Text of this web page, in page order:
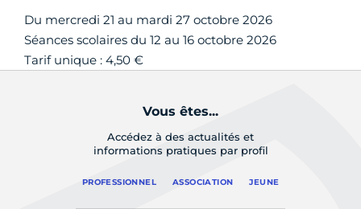
Du mercredi 21 au mardi 27 octobre 2026
Séances scolaires du 12 au 16 octobre 2026
Tarif unique : 4,50 €
Vous êtes...
Accédez à des actualités et
informations pratiques par profil
PROFESSIONNEL ASSOCIATION JEUNE